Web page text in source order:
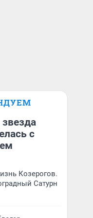
звезда
с
Козерогов.
Сатурн